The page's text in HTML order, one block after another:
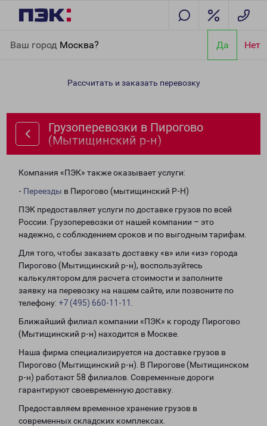
Ваш город Москва? Да Нет
(Мытищинский р-н)
Рассчитать и заказать перевозку
Грузоперевозки в Пирогово
(Мытищинский р-н)
Компания «ПЭК» также оказывает услуги:
- Переезды в Пирогово (мытищинский Р-Н)
ПЭК предоставляет услуги по доставке грузов по всей
России. Грузоперевозки от нашей компании – это
надежно, с соблюдением сроков и по выгодным тарифам.
Для того, чтобы заказать доставку «в» или «из» города
Пирогово (Мытищинский р-н), воспользуйтесь
калькулятором для расчета стоимости и заполните
заявку на перевозку на нашем сайте, или позвоните по
телефону: +7 (495) 660-11-11
Ближайший филиал компании «ПЭК» к городу Пирогово
(Мытищинский р-н) находится в Москве.
Наша фирма специализируется на доставке грузов в
Пирогово (Мытищинский р-н). В Пирогове (Мытищинском
р-н) работают 58 филиалов. Современные дороги
гарантируют своевременную доставку.
Предоставляем временное хранение грузов в
современных складских комплексах.